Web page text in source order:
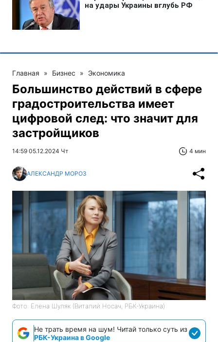
Главная » Бизнес » Экономика
Большинство действий в сфере
градостроительства имеет
цифровой след: что значит для
застройщиков
14:59 05.12.2024 Чт 4 мин
АЛЕКСАНДР МОРОЗ
Фото: Елена Шуляк (Виталий Носач, РБК-Украина)
Не трать время на шум! Читай только суть из
РБК-Украина в Google